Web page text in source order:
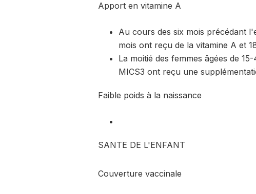
Apport en vitamine A
Au cours des six mois précédant
mois ont reçu de la vitamine A et
La moitié des femmes âgées de
MICS3 ont reçu une
Faible poids à la naissance
SANTE DE L'ENFANT
Couverture vaccinale